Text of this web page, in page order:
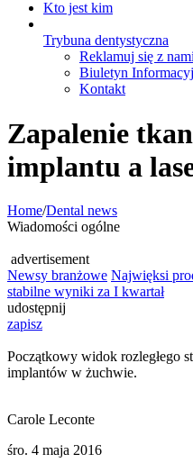
Kto jest kim
Trybuna dentystyczna
Reklamuj się z nami
Biuletyn
Kontakt
Zapalenie
implantu a
Home/Dental news
Wiadomości ogólne
advertisement
Newsy branżowe Najwięksi
stabilne wyniki za I kwartał
udostępnij
zapisz
Początkowy widok rozległego
implantów w żuchwie.
Carole Leconte
śro. 4 maja 2016